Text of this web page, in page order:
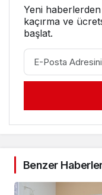
Yeni
kaçırma ve
başlat.
Benzer